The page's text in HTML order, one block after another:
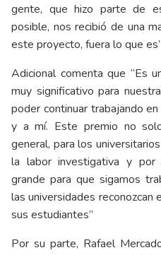
gente, que hizo parte de
posible, nos recibió de una
este proyecto, fuera lo que es”
Adicional comenta que “Es
muy significativo para
poder continuar trabajando
y a mí. Este premio no
general, para los
la labor investigativa y por
grande para que sigamos
las universidades
sus estudiantes”
Por su parte, Rafael